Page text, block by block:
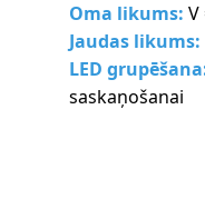
Oma likums: V
Jaudas likums:
LED
saskaņošanai